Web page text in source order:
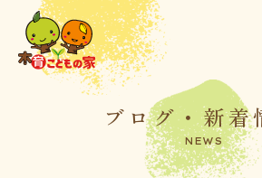
ブログ・新着
NEWS